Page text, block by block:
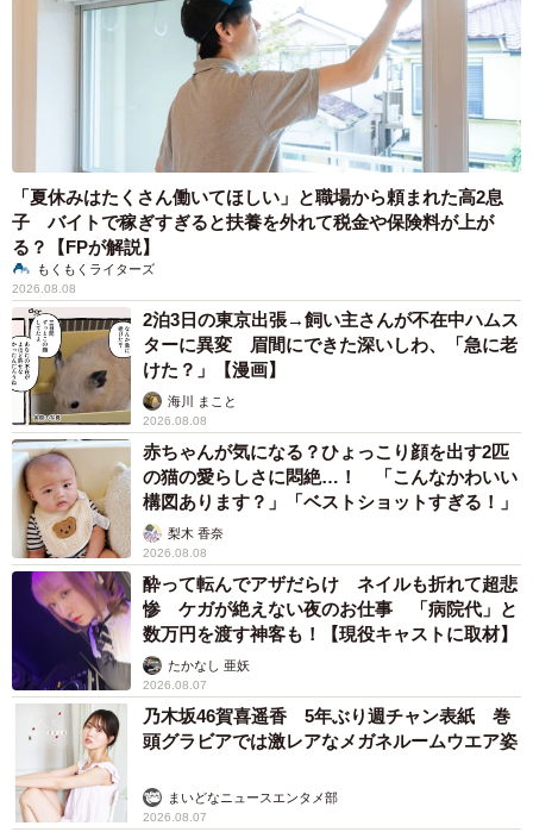
「夏休みはたくさん働いてほしい」と職場から頼まれた高2息
子 バイトで稼ぎすぎると扶養を外れて税金や保険料が上が
る？【FPが解説】
もくもくライターズ
2026.08.08
2泊3日の東京出張→飼い主さんが不在中ハムス
ターに異変 眉間にできた深いしわ、「急に老
けた？」【漫画】
海川 まこと
2026.08.08
赤ちゃんが気になる？ひょっこり顔を出す2匹
の猫の愛らしさに悶絶…！ 「こんなかわいい
構図あります？」「ベストショットすぎる！」
梨木 香奈
2026.08.08
酔って転んでアザだらけ ネイルも折れて超悲
惨 ケガが絶えない夜のお仕事 「病院代」と
数万円を渡す神客も！【現役キャストに取材】
たかなし 亜妖
2026.08.07
乃木坂46賀喜遥香 5年ぶり週チャン表紙 巻
頭グラビアでは激レアなメガネルームウエア姿
まいどなニュースエンタメ部
2026.08.07